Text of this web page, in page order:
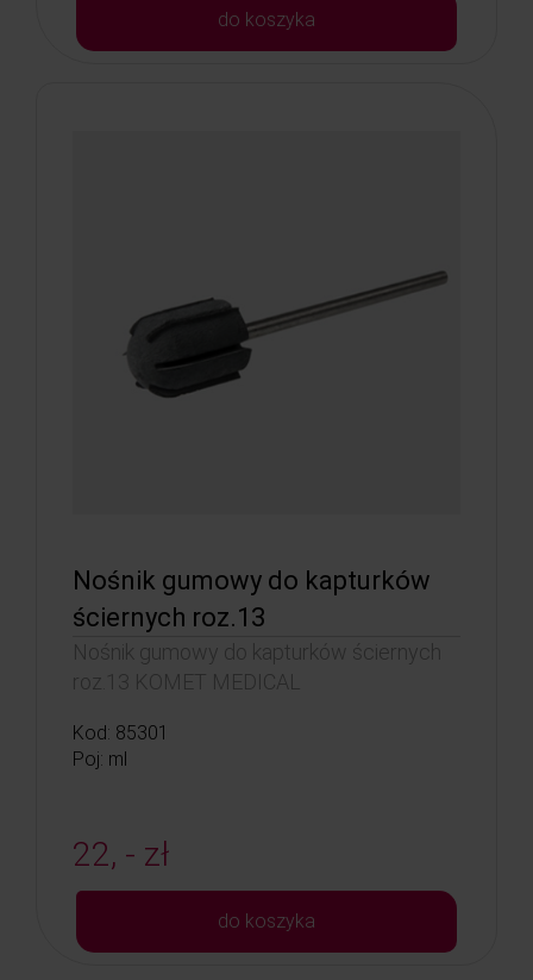
do koszyka
Nośnik gumowy do kapturków
ściernych roz.13
Nośnik gumowy do kapturków ściernych
roz.13 KOMET MEDICAL
Kod: 85301
Poj: ml
22, - zł
do koszyka